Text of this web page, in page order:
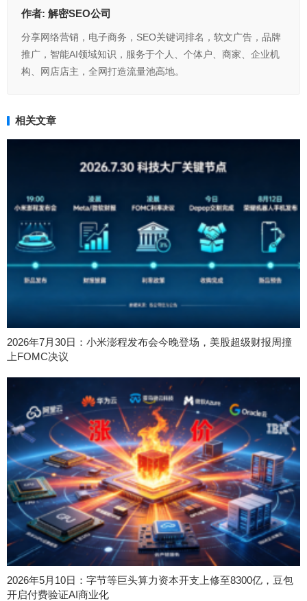
作者: 解密SEO公司
分享网络营销，电子商务，SEO关键词排名，软文广告，品牌
推广，智能AI领域知识，服务于个人、个体户、商家、企业机
构、网店店主，全网打造流量池高地。
相关文章
2026年7月30日：小米澎程发布会今晚登场，美股超级财报周撞
上FOMC决议
2026年5月10日：字节等巨头算力资本开支上修至8300亿，豆包
开启付费验证AI商业化